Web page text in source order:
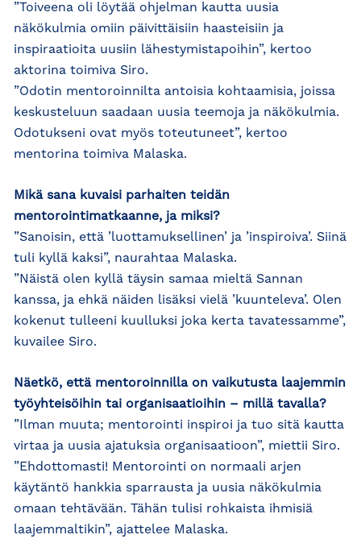
”Toiveena oli löytää ohjelman kautta uusia
näkökulmia omiin päivittäisiin haasteisiin ja
inspiraatioita uusiin lähestymistapoihin”, kertoo
aktorina toimiva Siro.
”Odotin mentoroinnilta antoisia kohtaamisia, joissa
keskusteluun saadaan uusia teemoja ja näkökulmia.
Odotukseni ovat myös toteutuneet”, kertoo
mentorina toimiva Malaska.
Mikä sana kuvaisi parhaiten teidän
mentorointimatkaanne, ja miksi?
”Sanoisin, että ’luottamuksellinen’ ja ’inspiroiva’. Siinä
tuli kyllä kaksi”, naurahtaa Malaska.
”Näistä olen kyllä täysin samaa mieltä Sannan
kanssa, ja ehkä näiden lisäksi vielä ’kuunteleva’. Olen
kokenut tulleeni kuulluksi joka kerta tavatessamme”,
kuvailee Siro.
Näetkö, että mentoroinnilla on vaikutusta laajemmin
työyhteisöihin tai organisaatioihin – millä tavalla?
”Ilman muuta; mentorointi inspiroi ja tuo sitä kautta
virtaa ja uusia ajatuksia organisaatioon”, miettii Siro.
”Ehdottomasti! Mentorointi on normaali arjen
käytäntö hankkia sparrausta ja uusia näkökulmia
omaan tehtävään. Tähän tulisi rohkaista ihmisiä
laajemmaltikin”, ajattelee Malaska.